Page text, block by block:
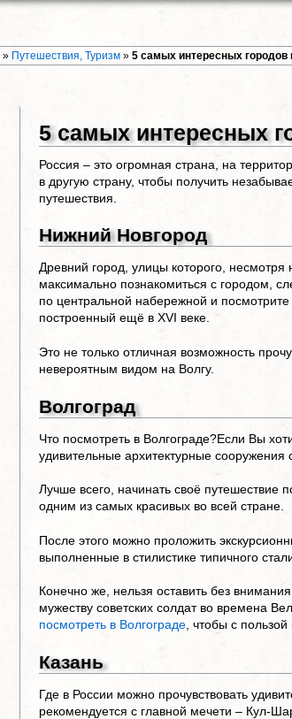
» Путешествия, Туризм »5 самых интересных городов
5 самых интересных
Россия – это огромная страна, на
в другую страну, чтобы получить
путешествия.
Нижний Новгород
Древний город, улицы которого,
максимально познакомиться с городом,
по центральной набережной и
построенный ещё в XVI веке.
Это не только отличная возможность
невероятным видом на Волгу.
Волгоград
Что посмотреть в Волгограде?Если Вы
удивительные архитектурные сооружения
Лучше всего, начинать своё путешествие
одним из самых красивых во всей стране.
После этого можно проложить
выполненные в стилистике типичного
Конечно же, нельзя оставить без
мужеству советских солдат во времена
посмотреть в Волгограде, чтобы с
Казань
Где в России можно прочувствовать
рекомендуется с главной мечети – Кул-